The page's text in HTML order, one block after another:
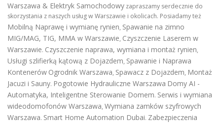
Warszawa & Elektryk Samochodowy zapraszamy serdecznie do
skorzystania z naszych usług w Warszawie i okolicach. Posiadamy też
Mobilną Naprawę i wymianę rynien, Spawanie na zimno
MIG/MAG, TIG, MMA w Warszawie, Czyszczenie Laserem w
Warszawie. Czyszczenie naprawa, wymiana i montaż rynien,
Usługi szlifierką kątową z Dojazdem, Spawanie i Naprawa
Kontenerów Ogrodnik Warszawa, Spawacz z Dojazdem, Montaż
Jacuzi i Sauny. Pogotowie Hydrauliczne Warszawa Domy AI -
Automatyka, Inteligentne Sterowanie Domem. Serwis i wymiana
wideodomofonów Warszawa, Wymiana zamków szyfrowych
Warszawa. Smart Home Automation Dubai. Zabezpieczenia